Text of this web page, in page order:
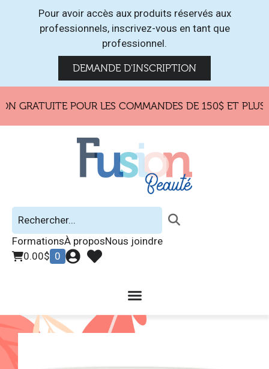
Pour avoir accès aux produits réservés aux
professionnels, inscrivez-vous en tant que
professionnel.
DEMANDE D'INSCRIPTION
GRATUITE POUR LES COMMANDES DE 150$ ET PLUS !
FormationsÀ proposNous joindre
0.00$ 0